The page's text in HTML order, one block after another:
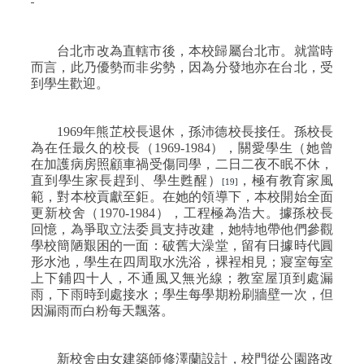
台北市改為直轄市後，本校歸屬台北市。就當時
而言，此乃優勢而非劣勢，因為分發地亦在台北，受
到學生歡迎。
1969年熊芷校長退休，孫沛德校長接任。孫校長
為在任最久的校長（ 1969-1984），關愛學生（她曾
在加護病房照顧車禍受傷同學，二日二夜不眠不休，
直到學生家長趕到、學生甦醒）
[19]
，極有教育家風
範，對本校貢獻至鉅。在她的領導下，本校開始全面
更新校舍（ 1970-1984），工程極為浩大。據孫校長
回憶，為爭取立法委員支持改建，她特地帶他們參觀
學校簡陋艱困的一面：破舊大澡堂，留有日據時代圓
形水池，學生在四周取水洗浴，裸裎相見；寢室每室
上下鋪四十人，不通風又無光線；教室屋頂到處漏
雨，下雨時到處接水；學生每學期粉刷牆壁一次，但
因漏雨而白粉每天飄落。
新校舍由女建築師修澤蘭設計，校門從公園路改